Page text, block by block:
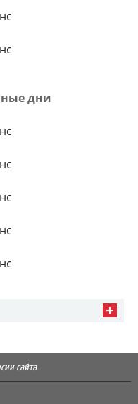
дни
сайта